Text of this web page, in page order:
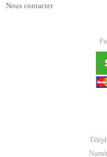
Nous contacter